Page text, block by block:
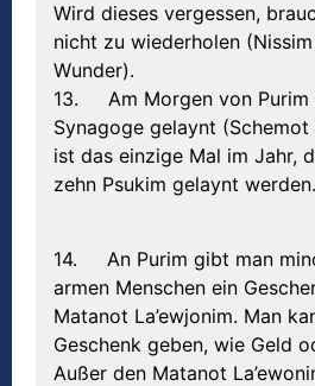
Wird dieses vergessen,
nicht zu wiederholen
Wunder).
13. Am Morgen von Purim
Synagoge gelaynt (Schemot
ist das einzige Mal im Jahr,
zehn Psukim gelaynt werden.
14. An Purim gibt man
armen Menschen ein
Matanot La’ewjonim. Man
Geschenk geben, wie Geld
Außer den Matanot